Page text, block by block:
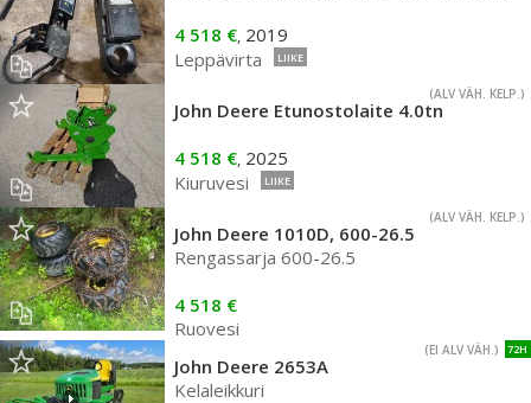
4 518 €, 2019
Leppävirta
LIIKE
(ALV VÄH. KELP.)
John Deere Etunostolaite 4.0tn
4 518 €, 2025
Kiuruvesi
LIIKE
(ALV VÄH. KELP.)
John Deere 1010D, 600-26.5
Rengassarja 600-26.5
4 518 €
Ruovesi
72H
(EI ALV VÄH.)
John Deere 2653A
Kelaleikkuri